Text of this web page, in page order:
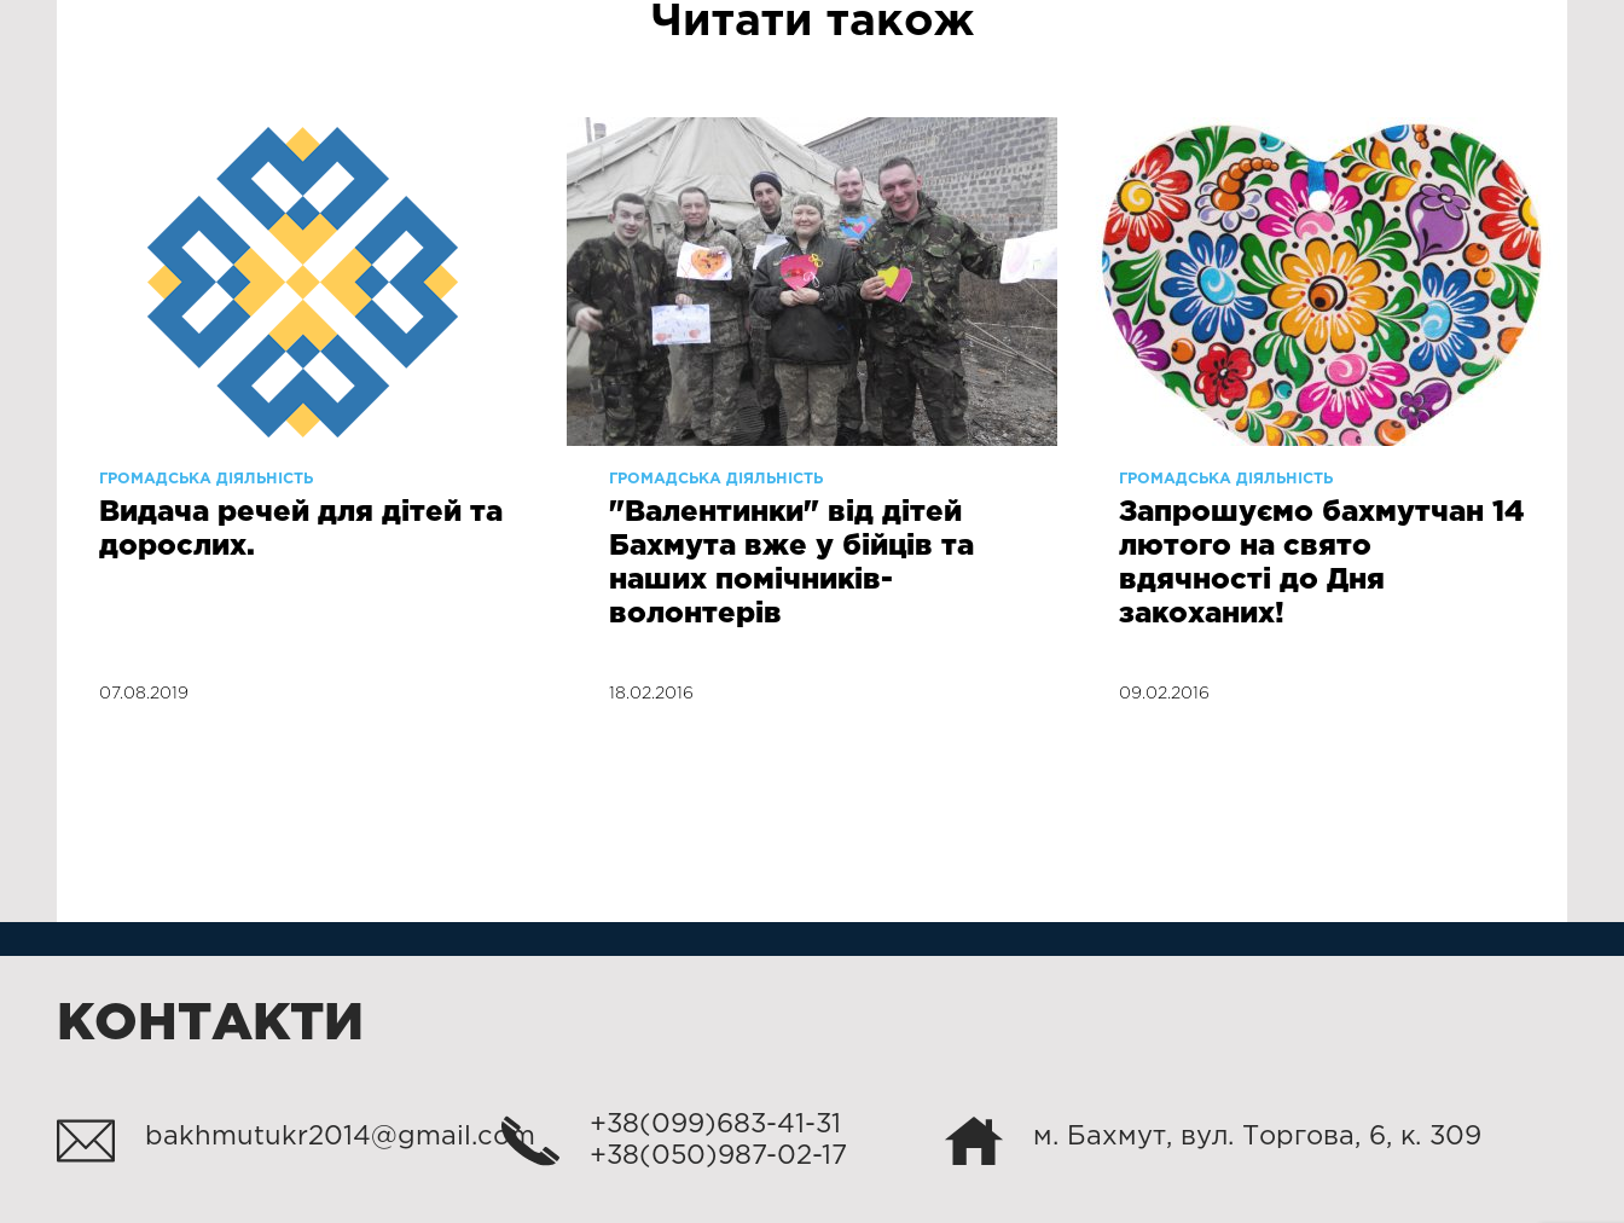
Читати також
ГРОМАДСЬКА ДІЯЛЬНІСТЬ
Видача речей для дітей та
дорослих.
07.08.2019
ГРОМАДСЬКА ДІЯЛЬНІСТЬ
"Валентинки" від дітей
Бахмута вже у бійців та
наших помічників-
волонтерів
18.02.2016
ГРОМАДСЬКА ДІЯЛЬНІСТЬ
Запрошуємо бахмутчан 14
лютого на свято
вдячності до Дня
закоханих!
09.02.2016
КОНТАКТИ
bakhmutukr2014@gmail.com
+38(099)683-41-31
+38(050)987-02-17
м. Бахмут, вул. Торгова, 6, к. 309